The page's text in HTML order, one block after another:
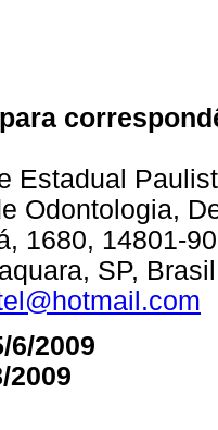
Estadual
Odontologia,
1680, 14801-
SP,
6/2009
2009